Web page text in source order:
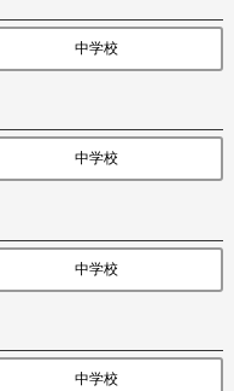
中学校
中学校
中学校
中学校